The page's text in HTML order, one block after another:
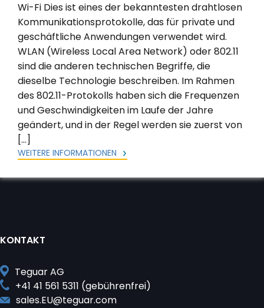
Wi-Fi Dies ist eines der bekanntesten drahtlosen
Kommunikationsprotokolle, das für private und
geschäftliche Anwendungen verwendet wird.
WLAN (Wireless Local Area Network) oder 802.11
sind die anderen technischen Begriffe, die
dieselbe Technologie beschreiben. Im Rahmen
des 802.11-Protokolls haben sich die Frequenzen
und Geschwindigkeiten im Laufe der Jahre
geändert, und in der Regel werden sie zuerst von
[…]
WEITERE INFORMATIONEN
KONTAKT
Teguar AG
+41 41 561 5311 (gebührenfrei)
sales.EU@teguar.com